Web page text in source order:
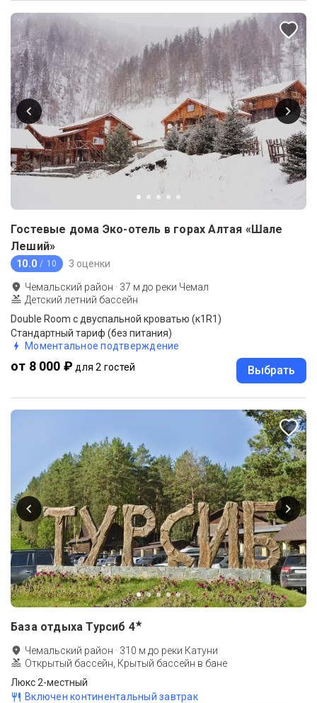
Гостевые дома Эко-отель в горах Алтая «Шале
Леший»
10.0 / 10 3 оценки
Чемальский район · 37 м до реки Чемал
Детский летний бассейн
Double Room с двуспальной кроватью (к1R1)
Стандартный тариф (без питания)
Моментальное подтверждение
от 8 000 ₽ для 2 гостей Выбрать
База отдыха Турсиб 4★
Чемальский район · 310 м до реки Катуни
Открытый бассейн, Крытый бассейн в бане
Люкс 2-местный
Включен континентальный завтрак